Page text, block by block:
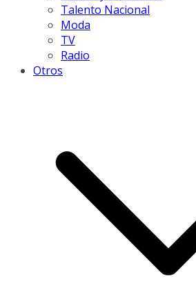
Talento Nacional
Moda
TV
Radio
Otros